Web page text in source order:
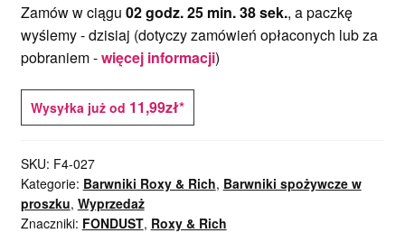
Zamów w ciągu 02 godz. 25 min. 37 sek., a paczkę
wyślemy -dzisiaj (dotyczy zamówień opłaconych lub za
pobraniem -więcej informacji)
Wysyłka już od 11,99zł*
SKU: F4-027
Kategorie: Barwniki Roxy & Rich, Barwniki spożywcze w
proszku, Wyprzedaż
Znaczniki: FONDUST, Roxy & Rich